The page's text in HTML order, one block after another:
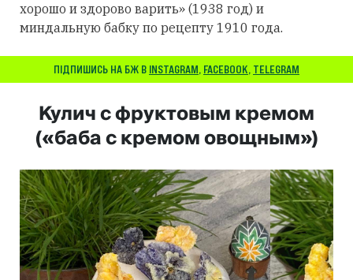
хорошо и здорово варить» (1938 год) и
миндальную бабку по рецепту 1910 года.
ПІДПИШИСЬ НА БЖ В INSTAGRAM, FACEBOOK, TELEGRAM
Кулич с фруктовым кремом
(«баба с кремом овощным»)